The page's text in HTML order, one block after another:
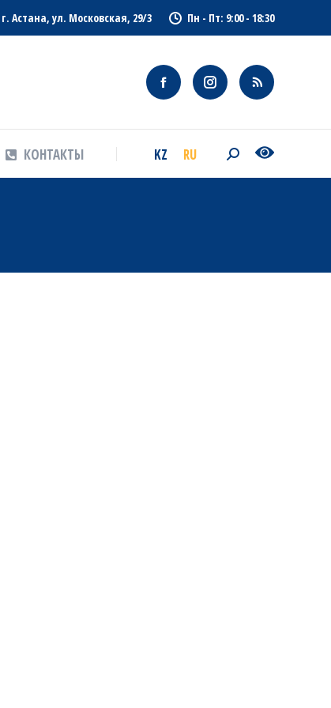
г. Астана, ул. Московская, 29/3 Пн - Пт: 9:00 - 18:30
КОНТАКТЫ KZ RU Search:
КОНТАКТЫ RU Search: